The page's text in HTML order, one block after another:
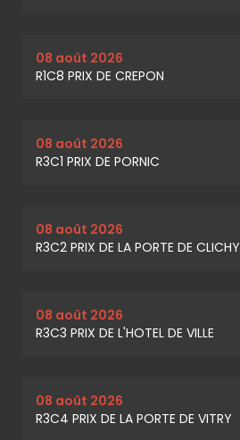
08 août 2026
R1C8 PRIX DE CREPON
08 août 2026
R3C1 PRIX DE PORNIC
08 août 2026
R3C2 PRIX DE LA PORTE DE CLICHY
08 août 2026
R3C3 PRIX DE L'HOTEL DE VILLE
08 août 2026
R3C4 PRIX DE LA PORTE DE VITRY